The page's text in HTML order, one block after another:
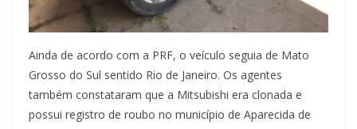
Ainda de acordo com a PRF, o veículo seguia de Mato
Grosso do Sul sentido Rio de Janeiro. Os agentes
também constataram que a Mitsubishi era clonada e
possui registro de roubo no município de Aparecida de